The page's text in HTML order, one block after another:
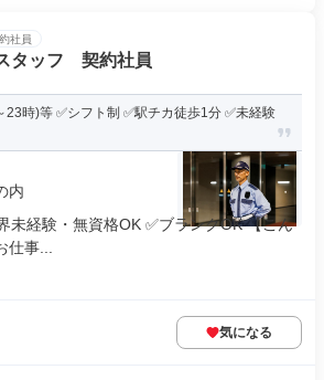
社員
タッフ 契約社員
時)等 ✅シフト制 ✅駅チカ徒歩1分 ✅未経験
内
未経験・無資格OK ✅ブランクOK 【こん
事...
気になる